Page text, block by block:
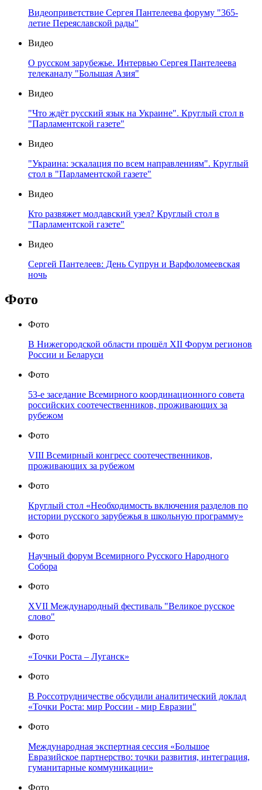
Видеоприветствие Сергея Пантелеева форуму "365-
летие Переяславской рады"
Видео
О русском зарубежье. Интервью Сергея Пантелеева
телеканалу "Большая Азия"
Видео
"Что ждёт русский язык на Украине". Круглый стол в
"Парламентской газете"
Видео
"Украина: эскалация по всем направлениям". Круглый
стол в "Парламентской газете"
Видео
Кто развяжет молдавский узел? Круглый стол в
"Парламентской газете"
Видео
Сергей Пантелеев: День Супрун и Варфоломеевская
ночь
Фото
Фото
В Нижегородской области прошёл XII Форум регионов
России и Беларуси
Фото
53-е заседание Всемирного координационного совета
российских соотечественников, проживающих за
рубежом
Фото
VIII Всемирный конгресс соотечественников,
проживающих за рубежом
Фото
Круглый стол «Необходимость включения разделов по
истории русского зарубежья в школьную программу»
Фото
Научный форум Всемирного Русского Народного
Собора
Фото
XVII Международный фестиваль "Великое русское
слово"
Фото
«Точки Роста – Луганск»
Фото
В Россотрудничестве обсудили аналитический доклад
«Точки Роста: мир России - мир Евразии"
Фото
Международная экспертная сессия «Большое
Евразийское партнерство: точки развития, интеграция,
гуманитарные коммуникации»
Фото